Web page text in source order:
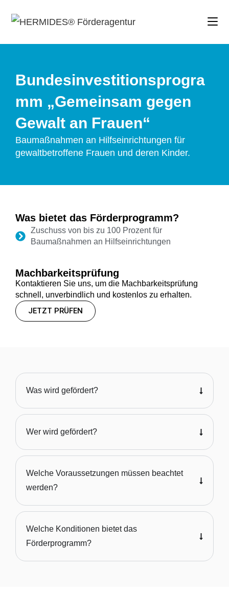
Bundesinvestitionsprogra
mm „Gemeinsam gegen
Gewalt an Frauen“
Baumaßnahmen an Hilfseinrichtungen für
gewaltbetroffene Frauen und deren Kinder.
Was bietet das Förderprogramm?
Zuschuss von bis zu 100 Prozent für
Baumaßnahmen an Hilfseinrichtungen
Machbarkeitsprüfung
Kontaktieren Sie uns, um die Machbarkeitsprüfung
schnell, unverbindlich und kostenlos zu erhalten.
JETZT PRÜFEN
Was wird gefördert?
Wer wird gefördert?
Welche Voraussetzungen müssen beachtet
werden?
Welche Konditionen bietet das
Förderprogramm?